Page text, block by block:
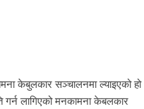
केबुलकार सञ्चालनमा ल्याइएको हो
गर्न लागिएको मनकामना केबलकार